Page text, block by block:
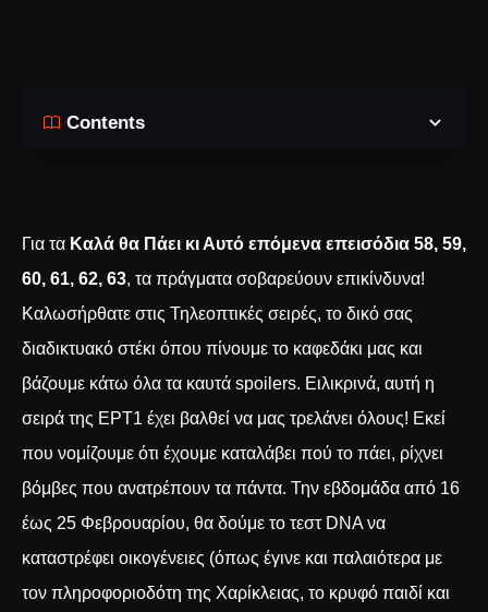
Contents
Για τα Καλά θα Πάει κι Αυτό επόμενα επεισόδια 58, 59,
60, 61, 62, 63, τα πράγματα σοβαρεύουν επικίνδυνα!
Καλωσήρθατε στις Τηλεοπτικές σειρές, το δικό σας
διαδικτυακό στέκι όπου πίνουμε το καφεδάκι μας και
βάζουμε κάτω όλα τα καυτά spoilers. Ειλικρινά, αυτή η
σειρά της ΕΡΤ1 έχει βαλθεί να μας τρελάνει όλους! Εκεί
που νομίζουμε ότι έχουμε καταλάβει πού το πάει, ρίχνει
βόμβες που ανατρέπουν τα πάντα. Την εβδομάδα από 16
έως 25 Φεβρουαρίου, θα δούμε το τεστ DNA να
καταστρέφει οικογένειες (όπως έγινε και παλαιότερα με
τον πληροφοριοδότη της Χαρίκλειας, το κρυφό παιδί και